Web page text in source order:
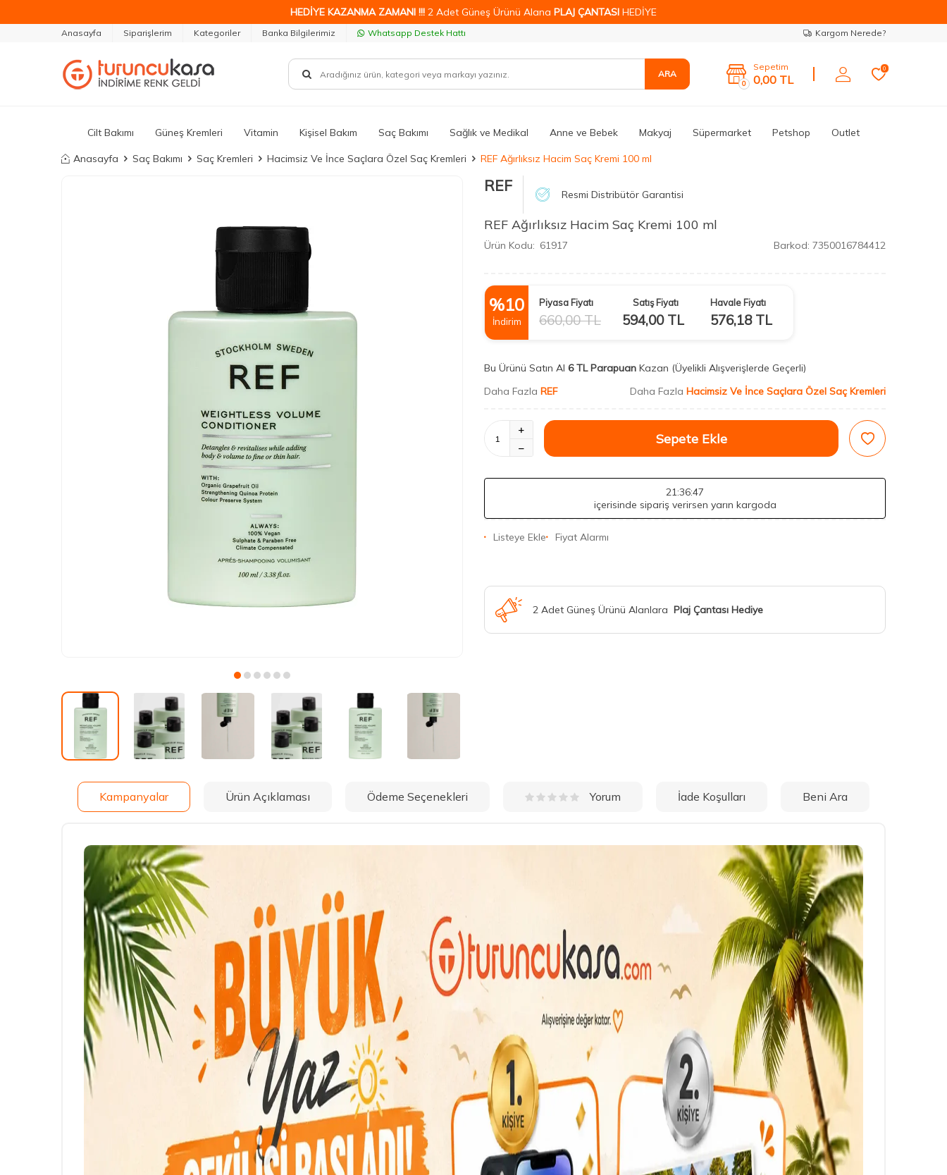
HEDİYE KAZANMA ZAMANI !!! 2 Adet Güneş Ürünü Alana PLAJ ÇANTASI HEDİYE
Anasayfa Siparişlerim Kategoriler Banka Bilgilerimiz Whatsapp Destek Hattı Kargom Nerede?
ARA
0
Sepetim
0,00 TL
0
Cilt Bakımı Güneş Kremleri Vitamin Kişisel Bakım Saç Bakımı Sağlık ve Medikal Anne ve Bebek Makyaj Süpermarket Petshop Outlet
Anasayfa Saç Bakımı Saç Kremleri Hacimsiz Ve İnce Saçlara Özel Saç Kremleri REF Ağırlıksız Hacim Saç Kremi 100 ml
REF Resmi Distribütör Garantisi
REF Ağırlıksız Hacim Saç Kremi 100 ml
Ürün Kodu: 61917 Barkod: 7350016784412
%10
İndirim
Piyasa Fiyatı
660,00TL
Satış Fiyatı
594,00TL
Havale Fiyatı
576,18TL
Bu Ürünü Satın Al 6 TL Parapuan Kazan (Üyelikli Alışverişlerde Geçerli)
Daha Fazla REF Daha Fazla Hacimsiz Ve İnce Saçlara Özel Saç Kremleri
Sepete Ekle
21:36:45
içerisinde sipariş verirsen yarın kargoda
Listeye Ekle Fiyat Alarmı
2 Adet Güneş Ürünü Alanlara Plaj Çantası Hediye
Kampanyalar Ürün Açıklaması Ödeme Seçenekleri Yorum İade Koşulları Beni Ara